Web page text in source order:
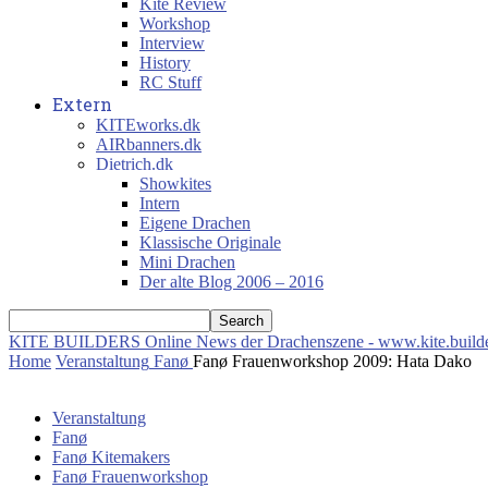
Kite Review
Workshop
Interview
History
RC Stuff
Extern
KITEworks.dk
AIRbanners.dk
Dietrich.dk
Showkites
Intern
Eigene Drachen
Klassische Originale
Mini Drachen
Der alte Blog 2006 – 2016
KITE BUILDERS Online News der Drachenszene -
Home Veranstaltung Fanø Fanø Frauenworkshop 2009: Hata Dako
Veranstaltung
Fanø
Fanø Kitemakers
Fanø Frauenworkshop